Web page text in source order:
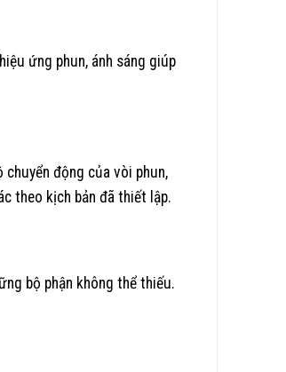
ứng phun, ánh sáng giúp
động của vòi phun,
theo kịch bản đã thiết lập.
bộ phận không thể thiếu.